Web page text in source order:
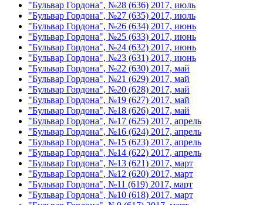
"Бульвар Гордона", №28 (636) 2017, июль
"Бульвар Гордона", №27 (635) 2017, июль
"Бульвар Гордона", №26 (634) 2017, июнь
"Бульвар Гордона", №25 (633) 2017, июнь
"Бульвар Гордона", №24 (632) 2017, июнь
"Бульвар Гордона", №23 (631) 2017, июнь
"Бульвар Гордона", №22 (630) 2017, май
"Бульвар Гордона", №21 (629) 2017, май
"Бульвар Гордона", №20 (628) 2017, май
"Бульвар Гордона", №19 (627) 2017, май
"Бульвар Гордона", №18 (626) 2017, май
"Бульвар Гордона", №17 (625) 2017, апрель
"Бульвар Гордона", №16 (624) 2017, апрель
"Бульвар Гордона", №15 (623) 2017, апрель
"Бульвар Гордона", №14 (622) 2017, апрель
"Бульвар Гордона", №13 (621) 2017, март
"Бульвар Гордона", №12 (620) 2017, март
"Бульвар Гордона", №11 (619) 2017, март
"Бульвар Гордона", №10 (618) 2017, март